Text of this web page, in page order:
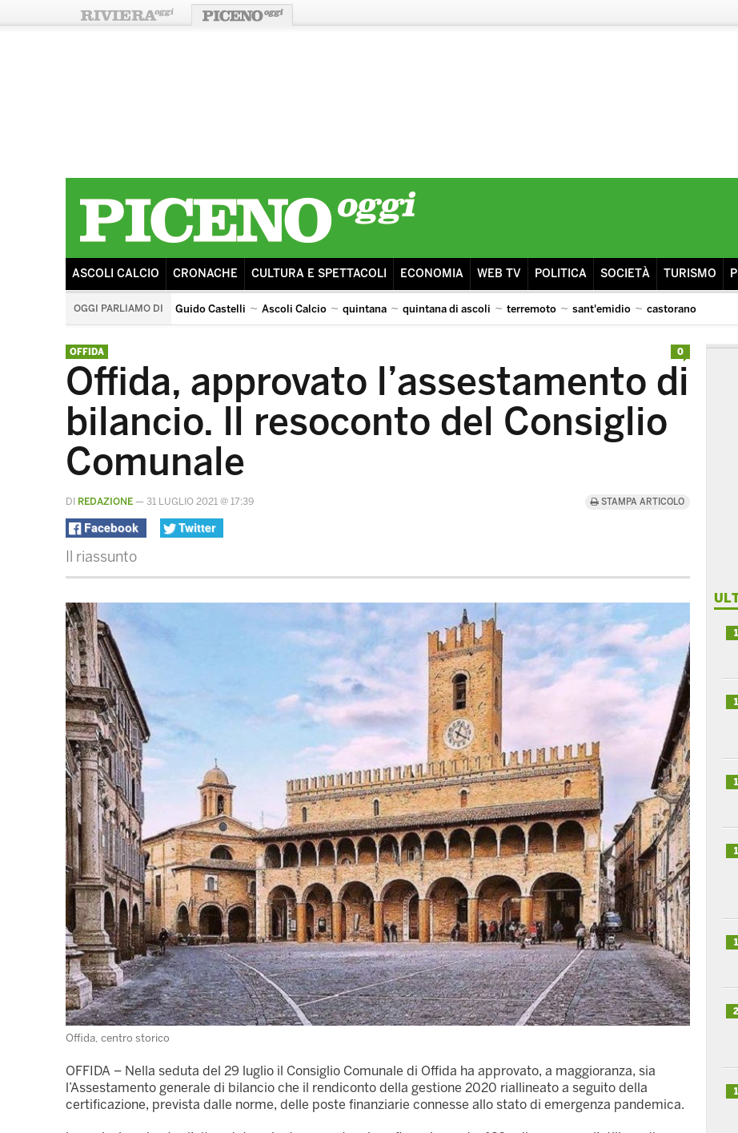
ASCOLI CALCIO CRONACHE CULTURA E SPETTACOLI ECONOMIA WEB TV POLITICA SOCIETÀ TURISMO
OGGI PARLIAMO DI Guido Castelli Ascoli Calcio quintana quintana di ascoli terremoto sant'emidio castorano
quintana di ascoli piceno
OFFIDA
Offida, approvato l’assestamento di
bilancio. Il resoconto del Consiglio
Comunale
DI REDAZIONE — 31 LUGLIO 2021 @ 17:39 STAMPA ARTICOLO
Facebook Twitter
Il riassunto
Offida, centro storico
OFFIDA – Nella seduta del 29 luglio il Consiglio Comunale di Offida ha approvato, a maggioranza, sia
l’Assestamento generale di bilancio che il rendiconto della gestione 2020 riallineato a seguito della
certificazione, prevista dalle norme, delle poste finanziarie connesse allo stato di emergenza pandemica.
0
1
1
1
1
1
2
1